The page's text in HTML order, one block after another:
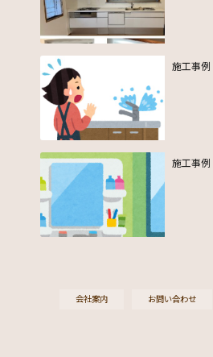
施工事
施工事
会社案内 お問い合わせ